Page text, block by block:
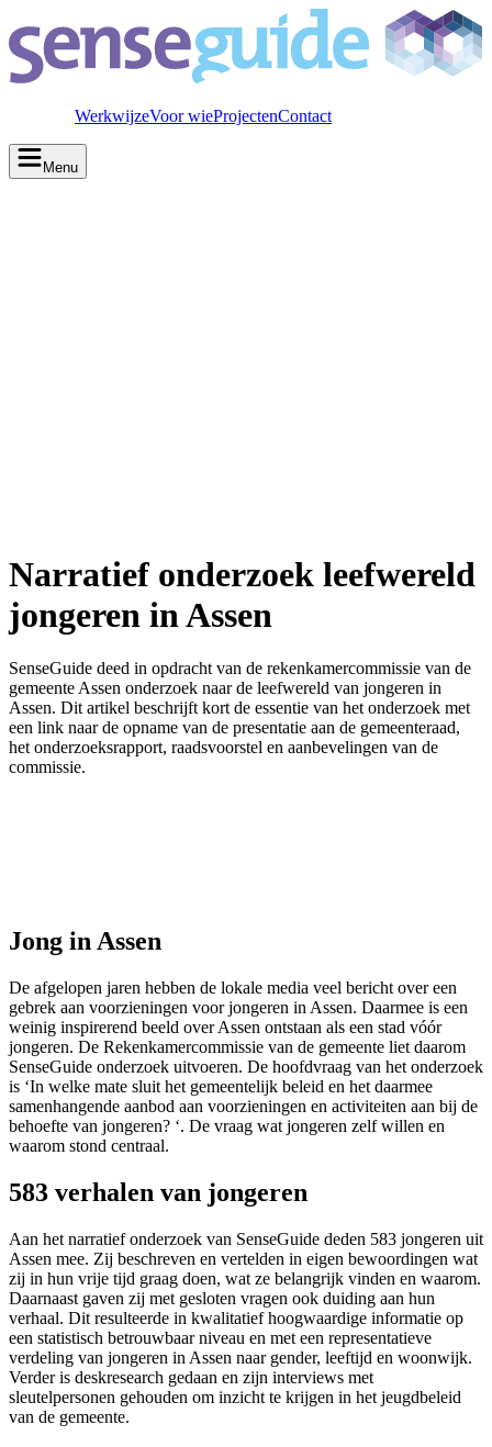
WerkwijzeVoor wieProjectenContact
Menu
Narratief onderzoek leefwereld
jongeren in Assen
SenseGuide deed in opdracht van de rekenkamercommissie van de
gemeente Assen onderzoek naar de leefwereld van jongeren in
Assen. Dit artikel beschrijft kort de essentie van het onderzoek met
een link naar de opname van de presentatie aan de gemeenteraad,
het onderzoeksrapport, raadsvoorstel en aanbevelingen van de
commissie.
Jong in Assen
De afgelopen jaren hebben de lokale media veel bericht over een
gebrek aan voorzieningen voor jongeren in Assen. Daarmee is een
weinig inspirerend beeld over Assen ontstaan als een stad vóór
jongeren. De Rekenkamercommissie van de gemeente liet daarom
SenseGuide onderzoek uitvoeren. De hoofdvraag van het onderzoek
is ‘In welke mate sluit het gemeentelijk beleid en het daarmee
samenhangende aanbod aan voorzieningen en activiteiten aan bij de
behoefte van jongeren? ‘. De vraag wat jongeren zelf willen en
waarom stond centraal.
583 verhalen van jongeren
Aan het narratief onderzoek van SenseGuide deden 583 jongeren uit
Assen mee. Zij beschreven en vertelden in eigen bewoordingen wat
zij in hun vrije tijd graag doen, wat ze belangrijk vinden en waarom.
Daarnaast gaven zij met gesloten vragen ook duiding aan hun
verhaal. Dit resulteerde in kwalitatief hoogwaardige informatie op
een statistisch betrouwbaar niveau en met een representatieve
verdeling van jongeren in Assen naar gender, leeftijd en woonwijk.
Verder is deskresearch gedaan en zijn interviews met
sleutelpersonen gehouden om inzicht te krijgen in het jeugdbeleid
van de gemeente.